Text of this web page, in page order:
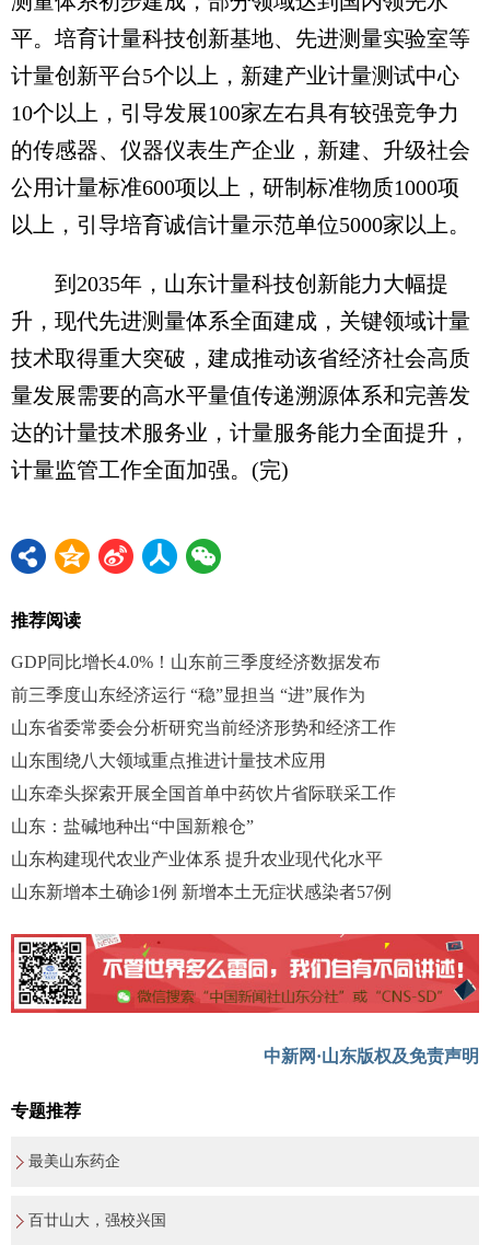
平。培育计量科技创新基地、先进测量实验室等
计量创新平台5个以上，新建产业计量测试中心
10个以上，引导发展100家左右具有较强竞争力
的传感器、仪器仪表生产企业，新建、升级社会
公用计量标准600项以上，研制标准物质1000项
以上，引导培育诚信计量示范单位5000家以上。
到2035年，山东计量科技创新能力大幅提
升，现代先进测量体系全面建成，关键领域计量
技术取得重大突破，建成推动该省经济社会高质
量发展需要的高水平量值传递溯源体系和完善发
达的计量技术服务业，计量服务能力全面提升，
计量监管工作全面加强。(完)
推荐阅读
GDP同比增长4.0%！山东前三季度经济数据发布
前三季度山东经济运行 “稳”显担当 “进”展作为
山东省委常委会分析研究当前经济形势和经济工作
山东围绕八大领域重点推进计量技术应用
山东牵头探索开展全国首单中药饮片省际联采工作
山东：盐碱地种出“中国新粮仓”
山东构建现代农业产业体系 提升农业现代化水平
山东新增本土确诊1例 新增本土无症状感染者57例
中新网·山东版权及免责声明
专题推荐
最美山东药企
百廿山大，强校兴国